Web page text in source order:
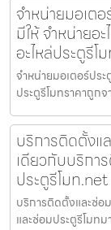
จำหน่ายมอเตอ
มีให้ จำหน่ายอ
อะไหล่ประตูรี
จำหน่ายมอเตอร์ประ
ประตูรีโมทราคาถูกจ
บริการติดตั้งแ
เดียวกับบริกา
ประตูรีโมท.net
บริการติดตั้งและซ่อ
และซ่อมประตูรีโมท